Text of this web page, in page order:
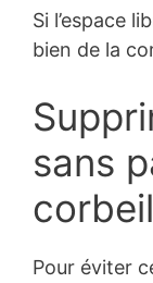
Si l’espace
bien de la
sans
Pour éviter